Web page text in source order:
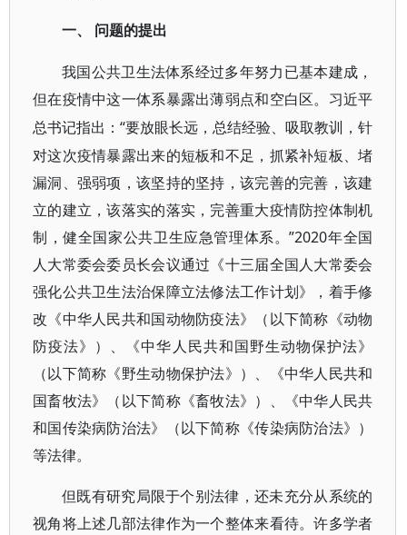
一、 问题的提出
我国公共卫生法体系经过多年努力已基本建成，
但在疫情中这一体系暴露出薄弱点和空白区。习近平
总书记指出：“要放眼长远，总结经验、吸取教训，针
对这次疫情暴露出来的短板和不足，抓紧补短板、堵
漏洞、强弱项，该坚持的坚持，该完善的完善，该建
立的建立，该落实的落实，完善重大疫情防控体制机
制，健全国家公共卫生应急管理体系。”2020年全国
人大常委会委员长会议通过《十三届全国人大常委会
强化公共卫生法治保障立法修法工作计划》，着手修
改《中华人民共和国动物防疫法》（以下简称《动物
防疫法》）、《中华人民共和国野生动物保护法》
（以下简称《野生动物保护法》）、《中华人民共和
国畜牧法》（以下简称《畜牧法》）、《中华人民共
和国传染病防治法》（以下简称《传染病防治法》）
等法律。
但既有研究局限于个别法律，还未充分从系统的
视角将上述几部法律作为一个整体来看待。许多学者